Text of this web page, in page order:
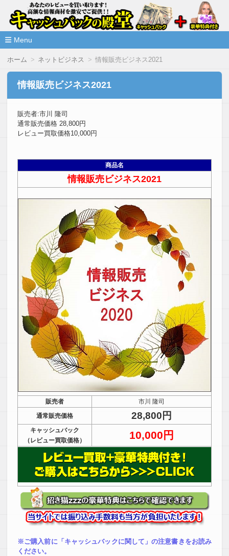
情報商材激安サイト・キャッシ
ュバックの殿堂
高額な情報商材をレビューを買い取ることで激安で購入できま
Menu
ホーム ネットビジネス 情報販売ビジネス2021
情報販売ビジネス2021
販売者:市川 隆司
通常販売価格 28,800円
レビュー買取価格10,000円
商品名
情報販売ビジネス2021
販売者
市川 隆司
通常販売価格
28,800円
キャッシュバック
（レビュー買取価格）
10,000円
※ご購入前に「キャッシュバックに関して」の注意書きをお読み
ください。